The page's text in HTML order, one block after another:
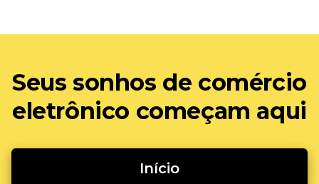
Seus sonhos de comércio
eletrônico começam aqui
Início